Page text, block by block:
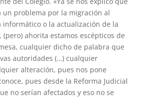
un problema por la migración al
informático o la actualización de la
(pero) ahorita estamos escépticos de
cualquier dicho de palabra que
autoridades (…) cualquier
alteración, pues nos pone
pues desde la Reforma Judicial
no serían afectados y eso no se